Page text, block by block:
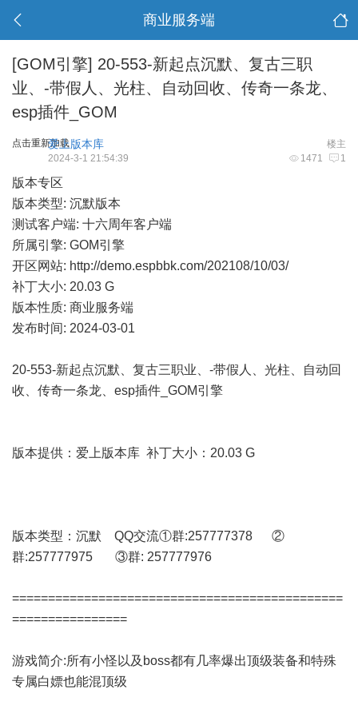
商业服务端
[GOM引擎] 20-553-新起点沉默、复古三职
业、-带假人、光柱、自动回收、传奇一条龙、
esp插件_GOM
点击重新加载 楼主
爱上版本库
1471 1
2024-3-1 21:54:39
版本专区
版本类型: 沉默版本
测试客户端: 十六周年客户端
所属引擎: GOM引擎
开区网站: http://demo.espbbk.com/202108/10/03/
补丁大小: 20.03 G
版本性质: 商业服务端
发布时间: 2024-03-01
20-553-新起点沉默、复古三职业、-带假人、光柱、自动回
收、传奇一条龙、esp插件_GOM引擎
版本提供：爱上版本库 补丁大小：20.03 G
版本类型：沉默 QQ交流①群:257777378 ②
群:257777975 ③群: 257777976
==============================================
================
游戏简介:所有小怪以及boss都有几率爆出顶级装备和特殊
专属白嫖也能混顶级